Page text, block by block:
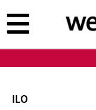
zum
Inhalt
ILO